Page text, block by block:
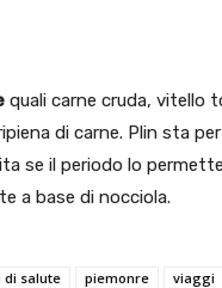
quali carne cruda, vitello
di carne. Plin sta
se il periodo lo
a base di nocciola.
di salute piemonre viaggi